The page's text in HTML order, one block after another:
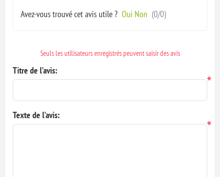
Avez-vous trouvé cet avis utile ? Oui Non (0/0)
Seuls les utilisateurs enregistrés peuvent saisir des avis
Titre de l'avis:
*
Texte de l'avis:
*